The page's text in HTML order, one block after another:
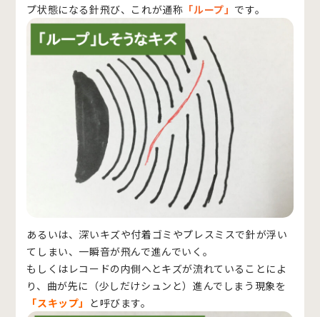
プ状態になる針飛び、これが通称 「ループ」 です。
あるいは、深いキズや付着ゴミやプレスミスで針が浮い
てしまい、一瞬音が飛んで進んでいく。
もしくはレコードの内側へとキズが流れていることによ
り、曲が先に（少しだけシュンと）進んでしまう現象を
「スキップ」 と呼びます。